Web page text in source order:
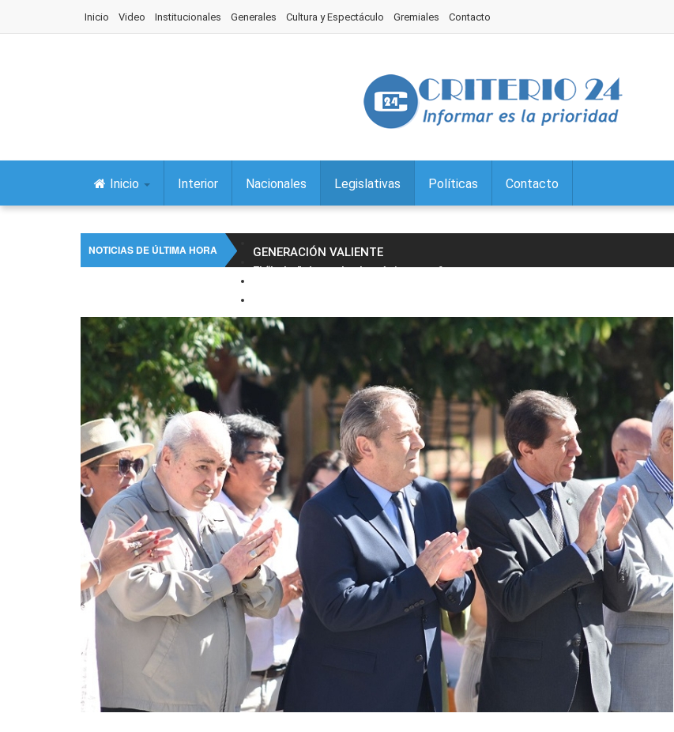
Inicio Video Institucionales Generales Cultura y Espectáculo Gremiales Contacto
Inicio Interior Nacionales Legislativas Políticas Contacto
NOTICIAS DE ÚLTIMA HORA
GENERACIÓN VALIENTE
El “Lobo” da vuelta la página y enfrenta…
El intendente Rivarola prepara un gran Festejo por …
El gobernador encabezó la entrega de anteojos de…
Lanzaron REBA Plus, una nueva herramienta digital para …
"Jujuy acompaña" para fortalecer estrategias por las lactancias